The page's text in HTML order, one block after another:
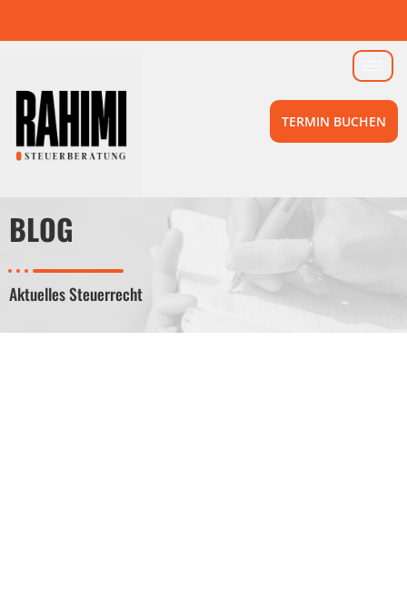
TERMIN BUCHEN
BLOG
Aktuelles Steuerrecht